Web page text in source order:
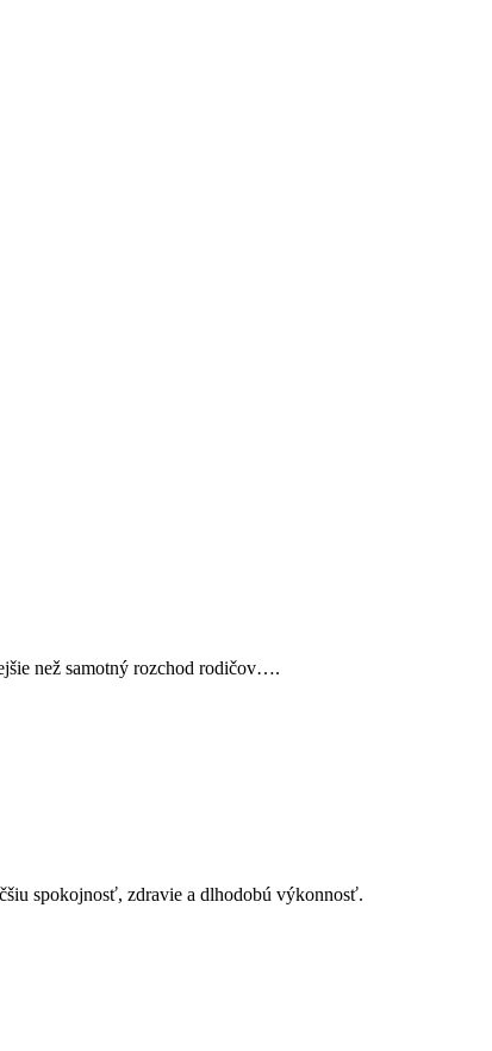
než samotný rozchod rodičov….
spokojnosť, zdravie a dlhodobú výkonnosť.